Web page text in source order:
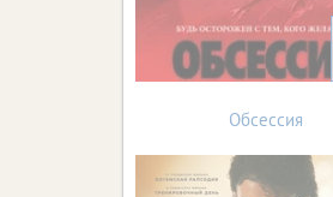
Обсессия